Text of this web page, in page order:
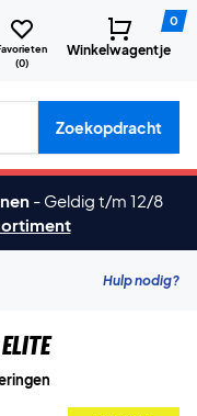
(0)
0
Winkelwagentje
etc.
Zoekopdracht
- Geldig t/m 12/8
Hulp nodig?